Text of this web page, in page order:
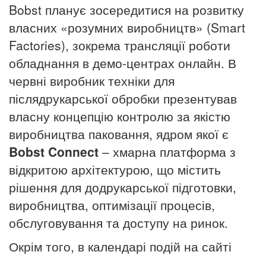
Bobst планує зосередитися на розвитку
власних «розумних виробництв» (Smart
Factories), зокрема трансляції роботи
обладнання в демо-центрах онлайн. В
червні виробник техніки для
післядрукарської обробки презентував
власну концепцію контролю за якістю
виробництва паковання, ядром якої є
Bobst Connect – хмарна платформа з
відкритою архітектурою, що містить
рішення для додрукарської підготовки,
виробництва, оптимізації процесів,
обслуговування та доступу на ринок.
Окрім того, в календарі подій на сайті